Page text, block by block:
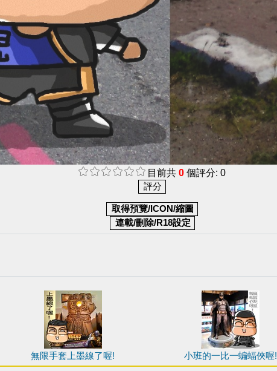
目前共 0 個評分: 0
無限手套上墨線了喔! 小班的一比一蝙蝠俠喔!